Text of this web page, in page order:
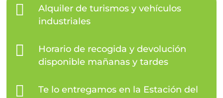

Alquiler de turismos y vehículos
industriales

Horario de recogida y devolución
disponible mañanas y tardes

Te lo entregamos en la Estación del